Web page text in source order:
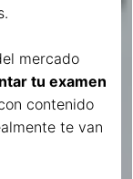
mercado
tu examen
contenido
te van